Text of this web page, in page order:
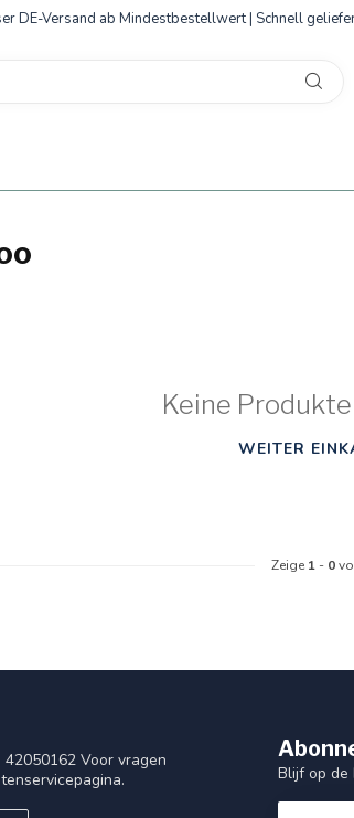
DE-Versand ab Mindestbestellwert | Schnell
Keine
WEITER
Zeige 1 - 0
42050162 Voor vragen
Blijf op de